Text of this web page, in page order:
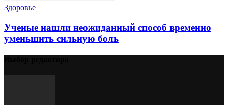
Здоровье
Ученые нашли неожиданный способ временно
уменьшить сильную боль